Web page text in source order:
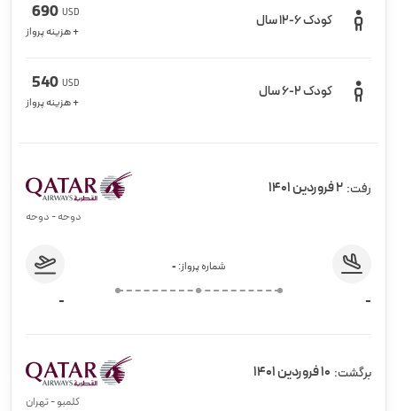
کودک 6-12 سال USD
690
+ هزینه پرواز
کودک 2-6 سال USD
540
+ هزینه پرواز
رفت: 2 فروردین 1401
دوحه - دوحه
-
شماره پرواز: -
-
برگشت: 10 فروردین 1401
کلمبو - تهران